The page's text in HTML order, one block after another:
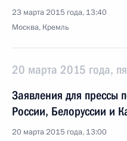
23 марта 2015 года, 13:40
Москва, Кремль
20 марта 2015 года,
Заявления для прессы
России, Белоруссии и
20 марта 2015 года, 13:00